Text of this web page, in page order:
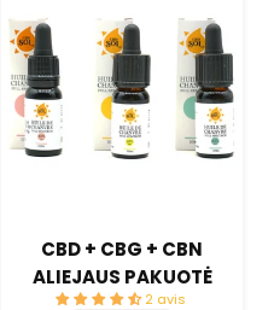
CBD + CBG + CBN
ALIEJAUS PAKUOTĖ
2 avis